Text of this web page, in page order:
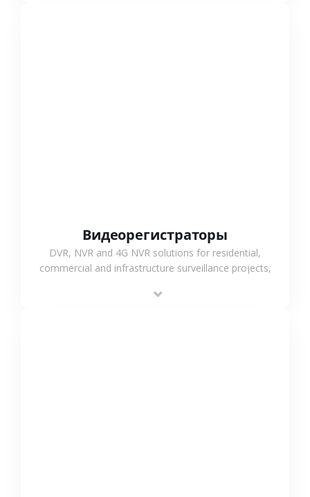
Видеорегистраторы
DVR, NVR and 4G NVR solutions for residential,
commercial and infrastructure surveillance projects,